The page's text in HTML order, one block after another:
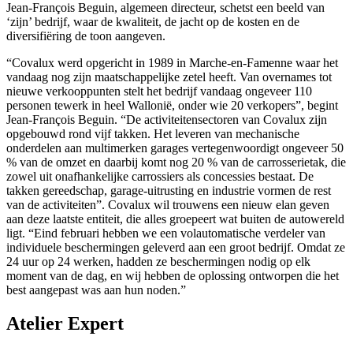
Jean-François Beguin, algemeen directeur, schetst een beeld van
‘zijn’ bedrijf, waar de kwaliteit, de jacht op de kosten en de
diversifiëring de toon aangeven.
“Covalux werd opgericht in 1989 in Marche-en-Famenne waar het
vandaag nog zijn maatschappelijke zetel heeft. Van overnames tot
nieuwe verkooppunten stelt het bedrijf vandaag ongeveer 110
personen tewerk in heel Wallonië, onder wie 20 verkopers”, begint
Jean-François Beguin. “De activiteitensectoren van Covalux zijn
opgebouwd rond vijf takken. Het leveren van mechanische
onderdelen aan multimerken garages vertegenwoordigt ongeveer 50
% van de omzet en daarbij komt nog 20 % van de carrosserietak, die
zowel uit onafhankelijke carrossiers als concessies bestaat. De
takken gereedschap, garage-uitrusting en industrie vormen de rest
van de activiteiten”. Covalux wil trouwens een nieuw elan geven
aan deze laatste entiteit, die alles groepeert wat buiten de autowereld
ligt. “Eind februari hebben we een volautomatische verdeler van
individuele beschermingen geleverd aan een groot bedrijf. Omdat ze
24 uur op 24 werken, hadden ze beschermingen nodig op elk
moment van de dag, en wij hebben de oplossing ontworpen die het
best aangepast was aan hun noden.”
Atelier Expert